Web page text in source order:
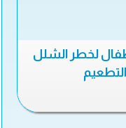
لخطر الشلل